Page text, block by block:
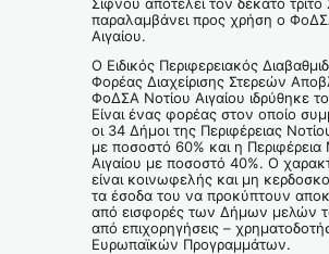
παραλαμβάνει προς χρήση ο
Αιγαίου.
Ο Ειδικός Περιφερειακός
Φορέας Διαχείρισης Στερεών
ΦοΔΣΑ Νοτίου Αιγαίου ιδρύθηκε
Είναι ένας φορέας στον οποίο
οι 34 Δήμοι της Περιφέρειας
με ποσοστό 60% και η Περιφέρεια
Αιγαίου με ποσοστό 40%. Ο
είναι κοινωφελής και μη
τα έσοδα του να προκύπτουν
από εισφορές των Δήμων μελών
από επιχορηγήσεις –
Ευρωπαϊκών Προγραμμάτων.